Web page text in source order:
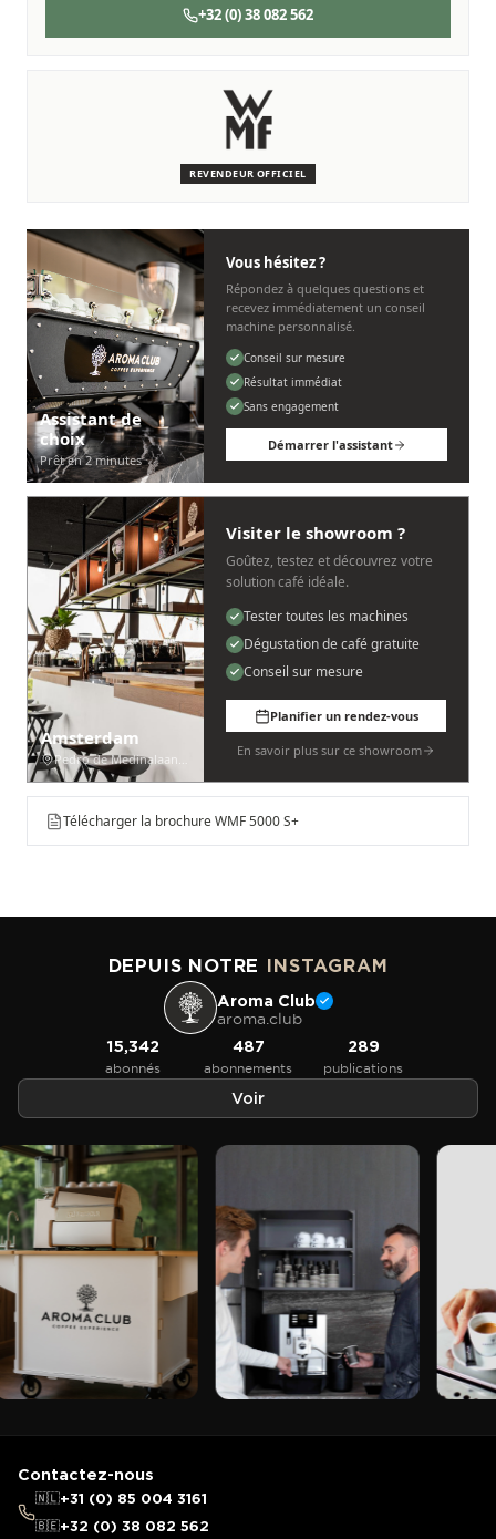
+32 (0) 38 082 562
REVENDEUR OFFICIEL
Nous sommes là pour vous
Personnel, rapide et sans tracas.
Assistant de
choix
Prêt en 2 minutes
Vous hésitez ?
Répondez à quelques questions et
recevez immédiatement un conseil
machine personnalisé.
Conseil sur mesure
Résultat immédiat
Sans engagement
Démarrer l'assistant
Amsterdam
Pedro de Medinalaan 53
Visiter le showroom ?
Goûtez, testez et découvrez votre
solution café idéale.
Tester toutes les machines
Dégustation de café gratuite
Conseil sur mesure
Planifier un rendez-vous
En savoir plus sur ce showroom
Télécharger la brochure WMF 5000 S+
DEPUIS NOTRE INSTAGRAM
Aroma Club
aroma.club
15,342
abonnés
487
abonnements
289
publications
Voir
Contactez-nous
🇳🇱+31 (0) 85 004 3161
🇧🇪+32 (0) 38 082 562